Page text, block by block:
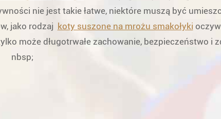
nie jest takie łatwe, niektóre muszą być
jako rodzaj koty suszone na mrożu smakołyki
może długotrwałe zachowanie, bezpieczeństwo i
nbsp;